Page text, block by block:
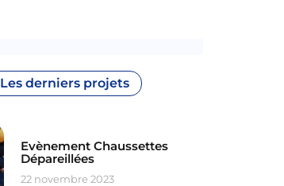
Les derniers projets
Evènement Chaussettes
Dépareillées
22 novembre 2023